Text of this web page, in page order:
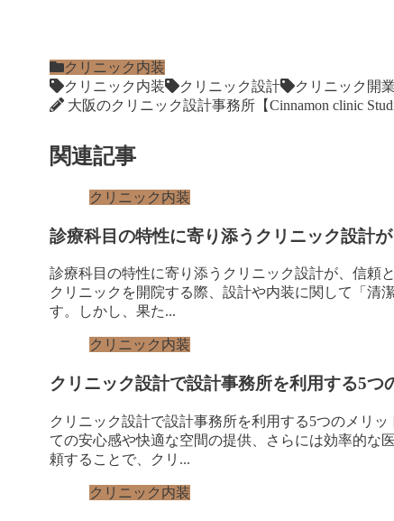
クリニック内装
クリニック内装
クリニック設計 クリニック開業
大阪のクリニック設計事務所【Cinnamon clinic
関連記事
クリニック内装
診療科目の特性に寄り添うクリニック設計
診療科目の特性に寄り添うクリニック設計が、信頼
クリニックを開院する際、設計や内装に関して「清
す。しかし、果た...
クリニック内装
クリニック設計で設計事務所を利用する5つ
クリニック設計で設計事務所を利用する5つのメリ
ての安心感や快適な空間の提供、さらには効率的な
頼することで、クリ...
クリニック内装